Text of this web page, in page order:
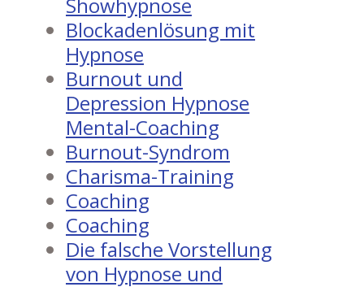
Blockadenlösung mit
Hypnose
Burnout und
Depression Hypnose
Mental-Coaching
Burnout-Syndrom
Charisma-Training
Coaching
Coaching
Die falsche Vorstellung
von Hypnose und